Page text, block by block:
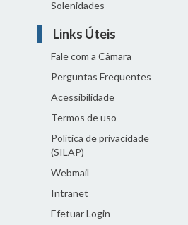
Solenidades
Links Úteis
Fale com a Câmara
Perguntas Frequentes
Acessibilidade
Termos de uso
Política de privacidade
(SILAP)
Webmail
Intranet
Efetuar Login